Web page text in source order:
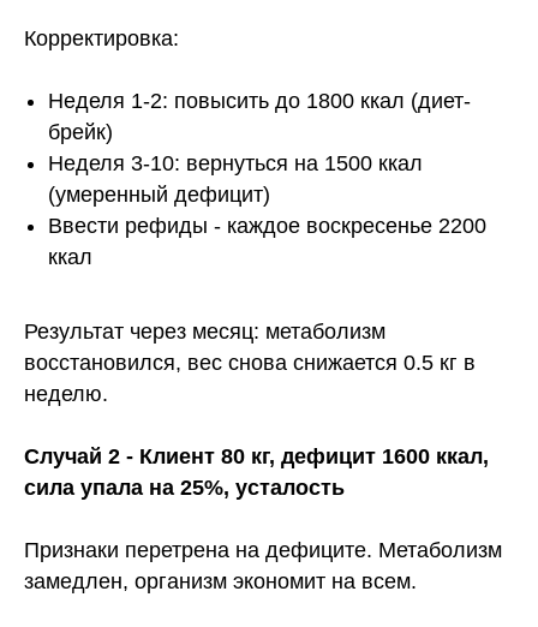
Корректировка:
Неделя 1-2: повысить до 1800 ккал (диет-
брейк)
Неделя 3-10: вернуться на 1500 ккал
(умеренный дефицит)
Ввести рефиды - каждое воскресенье 2200
ккал
Результат через месяц: метаболизм
восстановился, вес снова снижается 0.5 кг в
неделю.
Случай 2 - Клиент 80 кг, дефицит 1600 ккал,
сила упала на 25%, усталость
Признаки перетрена на дефиците. Метаболизм
замедлен, организм экономит на всем.
Провел более 100 семинаров в таких фитнес-